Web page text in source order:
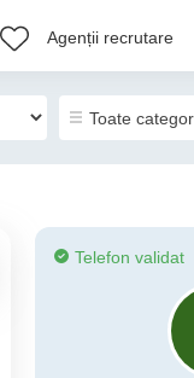
Agenții recrutare
Telefon validat